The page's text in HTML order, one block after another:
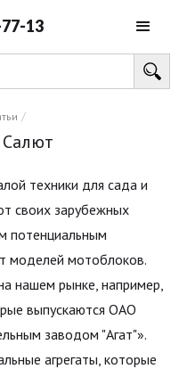
13
/
техники для сада и
своих зарубежных
потенциальным
моделей мотоблоков.
нашем рынке, например,
выпускаются ОАО
заводом "Агат"».
агрегаты, которые